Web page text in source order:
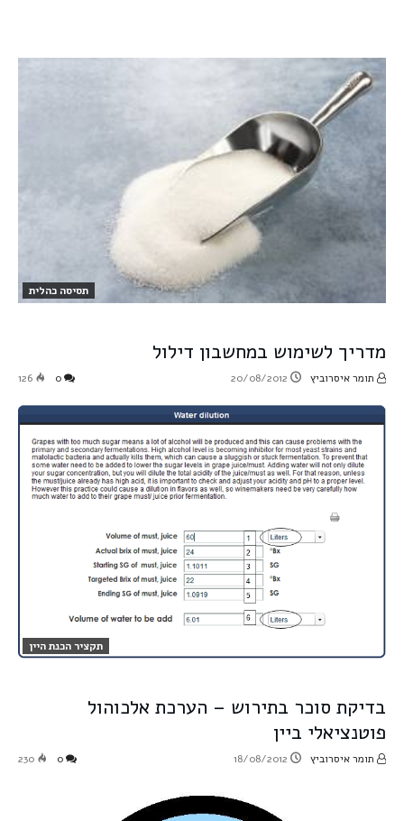
תסיסה כהלית
מדריך לשימוש במחשבון דילול
תומר איסרוביץ 20/08/2012
126
תקציר הכנת היין
בדיקת סוכר בתירוש – הערכת אלכוהול
פוטנציאלי ביין
תומר איסרוביץ 18/08/2012
230